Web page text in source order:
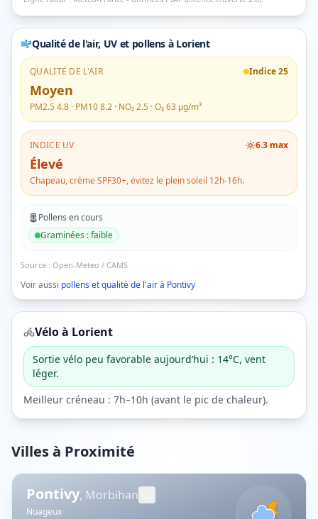
Qualité de l'air, UV et pollens à Lorient
QUALITÉ DE L'AIR Indice25
Moyen
PM2.5 4.8 · PM108.2 · NO₂2.5 · O₃63 µg/m³
INDICE UV 6.3 max
Élevé
Chapeau, crème SPF30+, évitez le plein soleil 12h-16h.
Pollens en cours
Graminées :faible
Source : Open-Meteo / CAMS
Voir aussi pollens et qualité de l'air à Pontivy
Vélo à Lorient
Sortie vélo peu favorable aujourd’hui : 14°C, vent
léger.
Meilleur créneau : 7h–10h (avant le pic de chaleur).
Villes à Proximité
Pontivy, Morbihan
Nuageux